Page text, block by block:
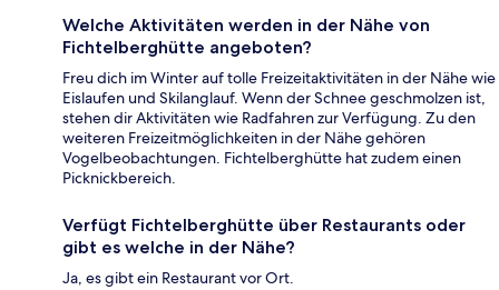
Welche Aktivitäten werden in der Nähe von
Fichtelberghütte angeboten?
Freu dich im Winter auf tolle Freizeitaktivitäten in der Nähe wie
Eislaufen und Skilanglauf. Wenn der Schnee geschmolzen ist,
stehen dir Aktivitäten wie Radfahren zur Verfügung. Zu den
weiteren Freizeitmöglichkeiten in der Nähe gehören
Vogelbeobachtungen. Fichtelberghütte hat zudem einen
Picknickbereich.
Verfügt Fichtelberghütte über Restaurants oder
gibt es welche in der Nähe?
Ja, es gibt ein Restaurant vor Ort.